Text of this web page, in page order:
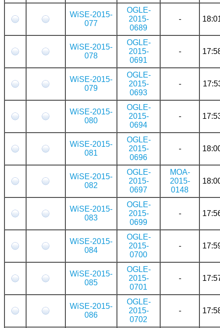
WiSE-2015-
077
OGLE-
2015-
0689
-
WiSE-2015-
078
OGLE-
2015-
0691
-
WiSE-2015-
079
OGLE-
2015-
0693
-
WiSE-2015-
080
OGLE-
2015-
0694
-
WiSE-2015-
081
OGLE-
2015-
0696
-
WiSE-2015-
082
OGLE-
2015-
0697
MOA-
2015-
0148
WiSE-2015-
083
OGLE-
2015-
0699
-
WiSE-2015-
084
OGLE-
2015-
0700
-
WiSE-2015-
085
OGLE-
2015-
0701
-
WiSE-2015-
086
OGLE-
2015-
0702
-